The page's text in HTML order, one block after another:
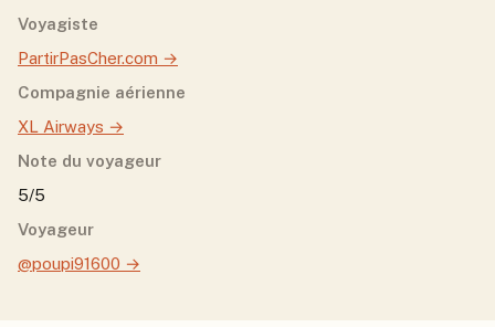
Voyagiste
PartirPasCher.com →
Compagnie aérienne
XL Airways →
Note du voyageur
5/5
Voyageur
@poupi91600 →